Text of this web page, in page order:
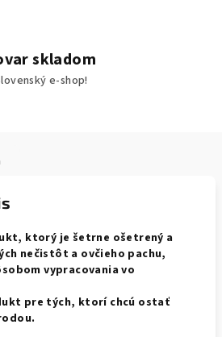
skladom
e-shop!
ktorý je šetrne ošetrený a
nečistôt a ovčieho pachu,
vypracovania vo
pre tých, ktorí chcú ostať